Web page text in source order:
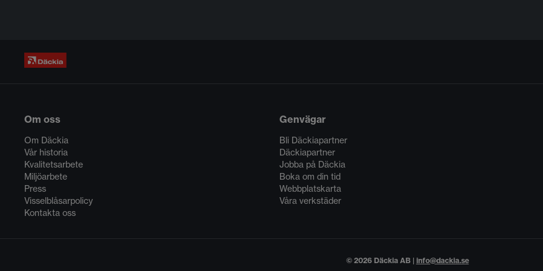
Om oss
Om Däckia
Vår historia
Kvalitetsarbete
Miljöarbete
Press
Visselblåsarpolicy
Kontakta oss
Genvägar
Bli Däckiapartner
Däckiapartner
Jobba på Däckia
Boka om din tid
Webbplatskarta
Våra verkstäder
© 2026 Däckia AB | info@dackia.se